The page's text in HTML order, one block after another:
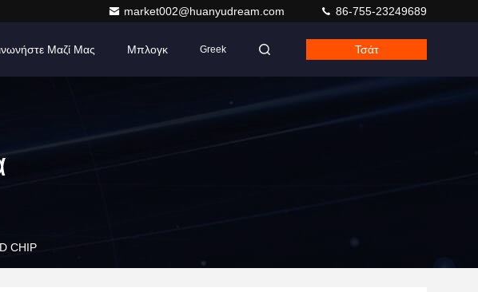
market002@huanyudream.com 86-755-23249689
Μαζί Μας Μπλογκ Greek Τσάτ
CHIP